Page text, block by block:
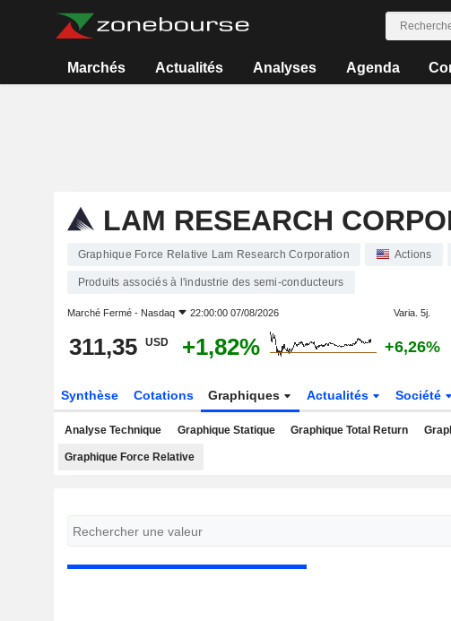
Marchés Actualités Analyses Agenda
LAM RESEARCH
Graphique Force Relative Lam Research Corporation Actions
Produits associés à l'industrie des semi-conducteurs
Marché Fermé - Nasdaq 22:00:00 07/08/2026 Varia. 5j.
311,35 USD +1,82% +6,26%
Synthèse Cotations Graphiques Actualités Société
Analyse Technique Graphique Statique Graphique Total Return
Graphique Force Relative